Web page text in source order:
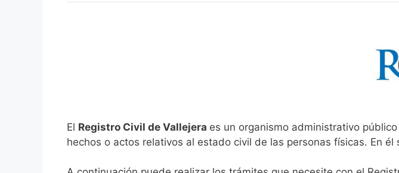
El Registro Civil de Vallejera es un organismo administrativo
hechos o actos relativos al estado civil de las personas físicas. En